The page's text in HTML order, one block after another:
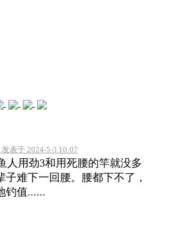
表于 2024-5-3 10:07
人用劲3和用死腰的竿就没多
子难下一回腰。腰都下不了，
钓值......